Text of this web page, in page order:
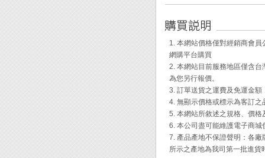
◆ 自
◆ 附
◆ 應用
烙鐵
噴火
使用
適用
◆ 自
◆ 約
◆ 烙鐵
1. 本網站價格僅對經銷商會
網購平台購買
2. 本網站目前服務地區僅含
為您另行報價。
3. 訂單送貨之運費及免運金
4. 無顯示價格或標示為客訂
5. 本網站所敘述之規格、價
6. 本公司盡可能維護電子商
7. 產品產地不保證聲明：各
所示之產地為我司第一批進